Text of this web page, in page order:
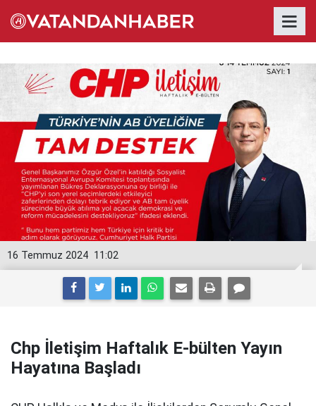
11:02
16 Temmuz 2024
Chp İletişim Haftalık E-bülten Yayın
Hayatına Başladı